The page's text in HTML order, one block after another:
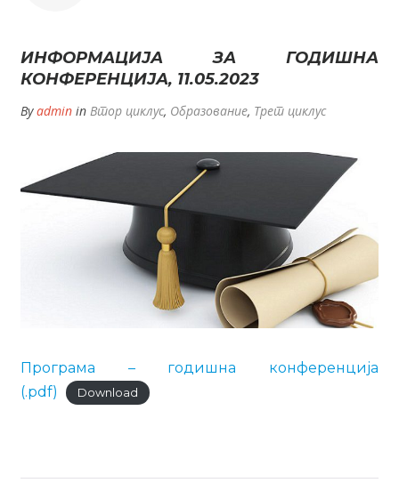
ИНФОРМАЦИЈА ЗА ГОДИШНА
КОНФЕРЕНЦИЈА, 11.05.2023
Byadmin in Втор циклус, Образование, Трет циклус
Програма – годишна конференција
(.pdf)
Download